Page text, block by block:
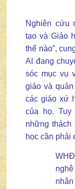
Nghiên cứu
tạo và Giáo
thế nào”,
AI đang
sóc mục vụ
giáo và
các giáo xứ
của họ.
những thách
học cần phải